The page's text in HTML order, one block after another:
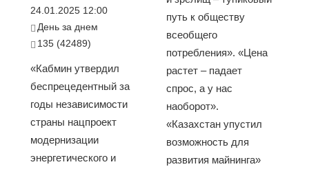
24.01.2025 12:00
День за днем
135 (42489)
«Кабмин утвердил
беспрецедентный за
годы независимости
страны нацпроект
модернизации
энергетического и
путь к обществу
всеобщего
потребления». «Цена
растет – падает
спрос, а у нас
наоборот».
«Казахстан упустил
возможность для
развития майнинга»